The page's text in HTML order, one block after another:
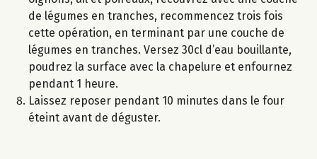
de légumes en tranches, recommencez trois fois
cette opération, en terminant par une couche de
légumes en tranches. Versez 30cl d’eau bouillante,
poudrez la surface avec la chapelure et enfournez
pendant 1 heure.
Laissez reposer pendant 10 minutes dans le four
éteint avant de déguster.